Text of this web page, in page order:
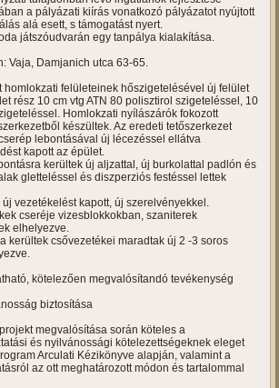
a pályázati kiírás vonatkozó pályázatot nyújtott
alá esett, s támogatást nyert.
játszóudvarán egy tanpálya kialakítása.
Vaja, Damjanich utca 63-65.
homlokzati felületeinek hőszigetelésével új felület
rész 10 cm vtg ATN 80 polisztirol szigeteléssel, 10
Homlokzati nyílászárók fokozott
készültek. Az eredeti tetőszerkezet
lebontásával új lécezéssel ellátva
kapott az épület.
kerültek új aljzattal, új burkolattal padlón és
gletteléssel és diszperziós festéssel lettek
vezetékelést kapott, új szerelvényekkel.
cseréje vizesblokkokban, szaniterek
elhelyezve.
kerültek csővezetékei maradtak új 2 -3 soros
kötelezően megvalósítandó tevékenység
biztosítása
megvalósítása során köteles a
és nyilvánossági kötelezettségeknek eleget
Arculati Kézikönyve alapján, valamint a
az ott meghatározott módon és tartalommal